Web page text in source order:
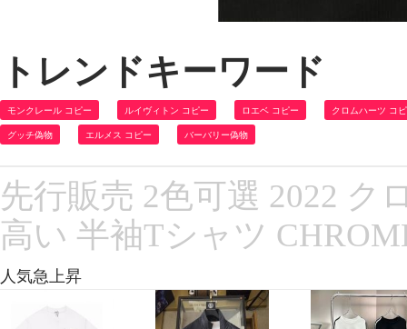
トレンドキーワード
モンクレール コピー ルイヴィトン コピー ロエベ コピー クロムハーツ コ
グッチ偽物 エルメス コピー バーバリー偽物
先行販売 2色可選 2022
高い 半袖Tシャツ
人気急上昇